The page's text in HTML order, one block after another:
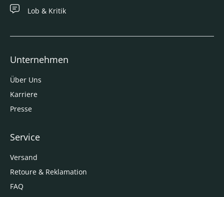
Lob & Kritik
Unternehmen
Über Uns
Karriere
Presse
Service
Versand
Retoure & Reklamation
FAQ